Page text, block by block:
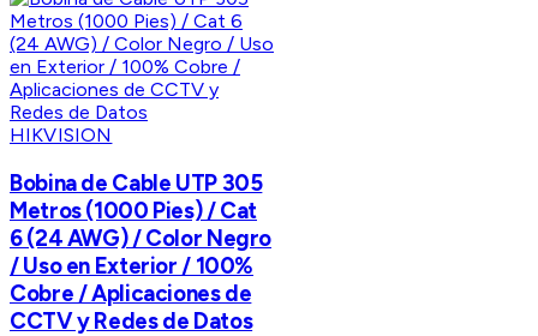
HIKVISION
Bobina de Cable UTP 305
Metros (1000 Pies) / Cat
6 (24 AWG) / Color Negro
/ Uso en Exterior / 100%
Cobre / Aplicaciones de
CCTV y Redes de Datos